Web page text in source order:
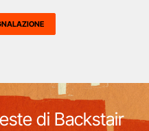
di Backstair